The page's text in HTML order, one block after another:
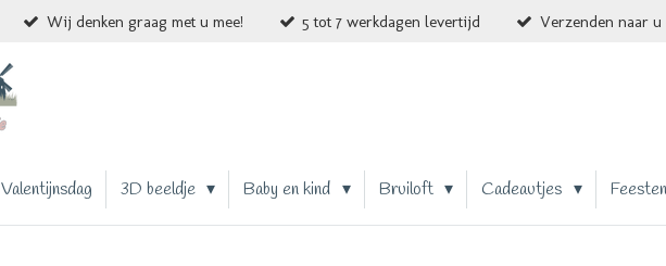
Wij denken graag met u mee! 5 tot 7 werkdagen levertijd Verzenden naar
Valentijnsdag 3D beeldje Baby en kind Bruiloft Cadeautjes Feesten